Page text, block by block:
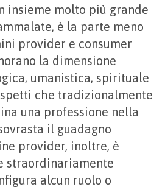
insieme molto più grande
è la parte meno
provider e consumer
la dimensione
umanistica, spirituale
che tradizionalmente
una professione nella
il guadagno
provider, inoltre, è
straordinariamente
alcun ruolo o